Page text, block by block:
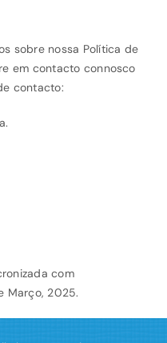
sobre nossa Política de
em contacto connosco
contacto:
com
Março, 2025.